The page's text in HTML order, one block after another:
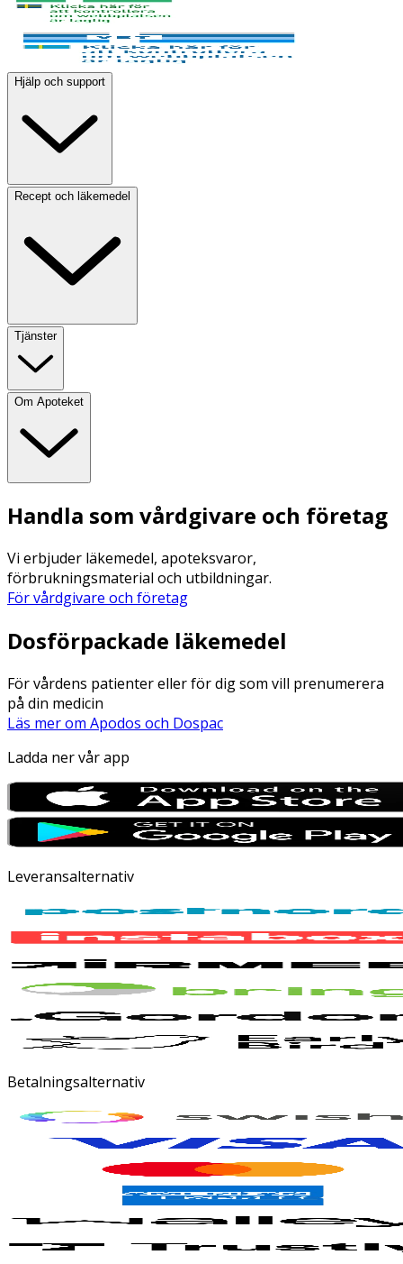
Hjälp och support
Recept och läkemedel
Tjänster
Om Apoteket
Handla som vårdgivare och företag
Vi erbjuder läkemedel, apoteksvaror,
förbrukningsmaterial och utbildningar.
För vårdgivare och företag
Dosförpackade läkemedel
För vårdens patienter eller för dig som vill prenumerera
på din medicin
Läs mer om Apodos och Dospac
Ladda ner vår app
Leveransalternativ
Betalningsalternativ